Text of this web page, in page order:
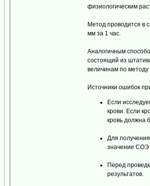
физиологическим
Метод проводится в
мм за 1 час.
Аналогичным
состоящий из
величинам по методу
Источники ошибок
Если
крови. Если
кровь должна
Для
значение СОЭ
Перед
результатов.